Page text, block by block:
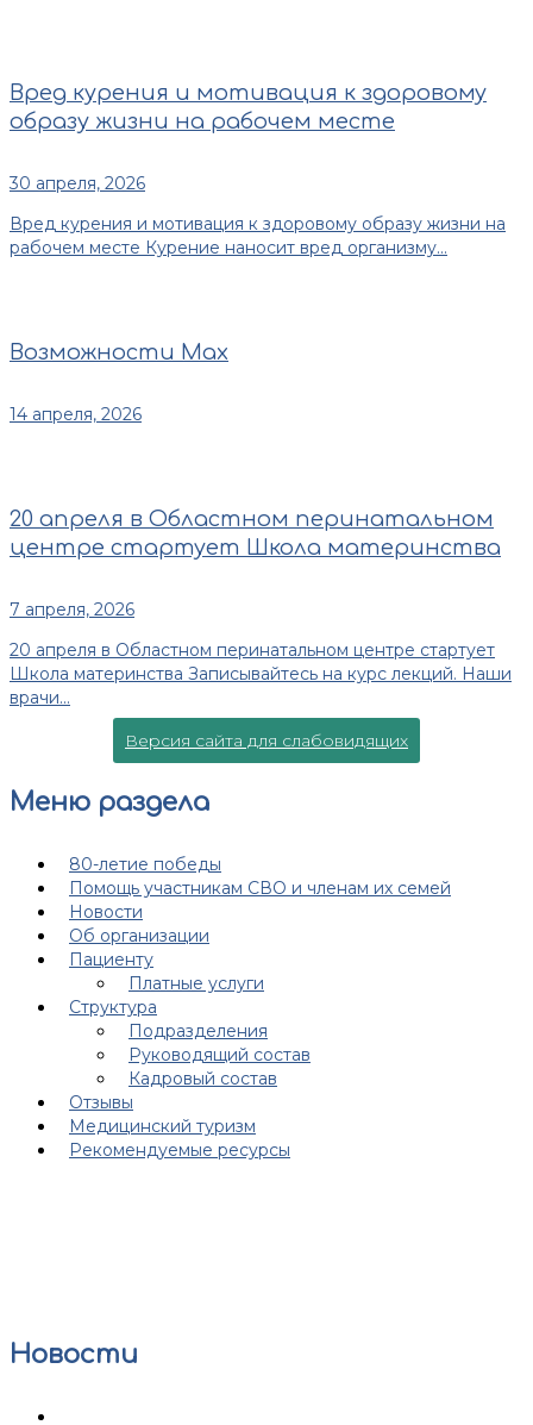
Вред курения и мотивация к здоровому
образу жизни на рабочем месте
30 апреля, 2026
Вред курения и мотивация к здоровому образу жизни на
рабочем месте Курение наносит вред организму...
Возможности Max
14 апреля, 2026
20 апреля в Областном перинатальном
центре стартует Школа материнства
7 апреля, 2026
20 апреля в Областном перинатальном центре стартует
Школа материнства Записывайтесь на курс лекций. Наши
врачи...
Версия сайта для слабовидящих
Меню раздела
80-летие победы
Помощь участникам СВО и членам их семей
Новости
Об организации
Пациенту
Платные услуги
Структура
Подразделения
Руководящий состав
Кадровый состав
Отзывы
Медицинский туризм
Рекомендуемые ресурсы
Новости